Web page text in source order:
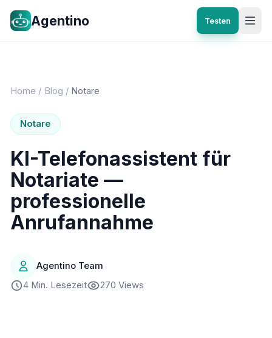
Agentino Testen
Home / Blog / Notare
Notare
KI-Telefonassistent für
Notariate —
professionelle
Anrufannahme
Agentino Team
4 Min. Lesezeit
270 Views